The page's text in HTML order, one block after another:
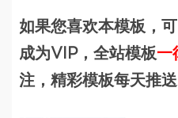
如果您喜欢本模板，
成为VIP，全站模板一
注，精彩模板每天推送